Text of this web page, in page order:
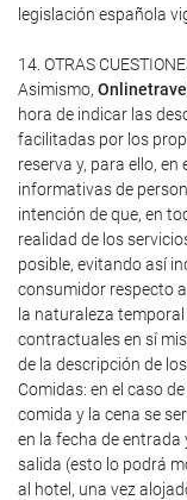
legislación española
14. OTRAS
Asimismo, Onlinetravel
hora de indicar las
facilitadas por los
reserva y, para ello,
informativas de
intención de que, en
realidad de los
posible, evitando así
consumidor respecto
la naturaleza
contractuales en sí
de la descripción de
Comidas: en el caso
comida y la cena se
en la fecha de entrada
salida (esto lo podrá
al hotel, una vez